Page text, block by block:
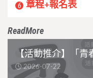
6 章程+報名表
ReadMore
【活動推介】「
2026-07-22